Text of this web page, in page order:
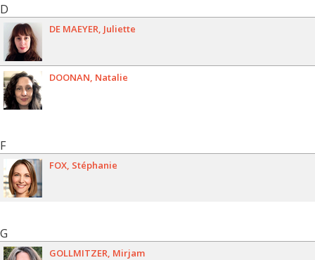
D
DE MAEYER Juliette
DOONAN Natalie
F
FOX Stéphanie
G
GOLLMITZER Mirjam